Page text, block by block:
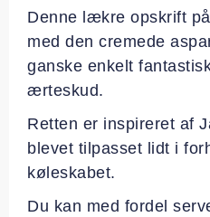
Denne lækre opskrift
med den cremede
ganske enkelt
ærteskud.
Retten er inspireret af
blevet tilpasset lidt i
køleskabet.
Du kan med fordel